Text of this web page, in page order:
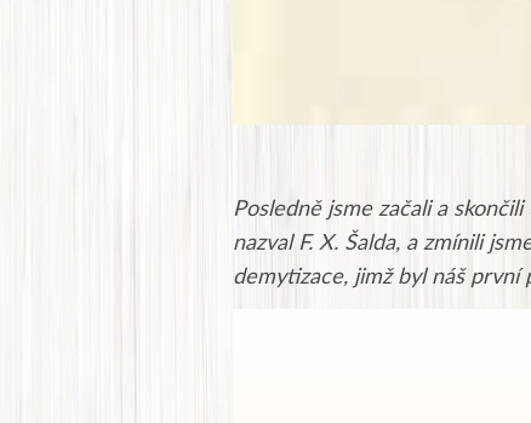
Posledně jsme začali a
nazval F. X. Šalda, a zmínili
demytizace, jimž byl náš